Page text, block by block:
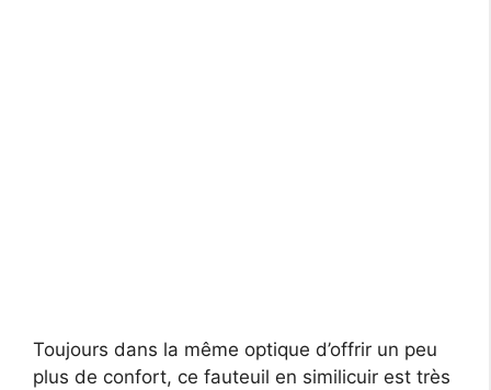
Toujours dans la même optique d’offrir un peu
plus de confort, ce fauteuil en similicuir est très